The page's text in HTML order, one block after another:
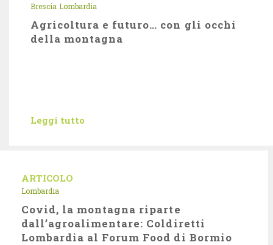
Brescia Lombardia
Agricoltura e futuro… con gli occhi
della montagna
Leggi tutto
ARTICOLO
Lombardia
Covid, la montagna riparte
dall’agroalimentare: Coldiretti
Lombardia al Forum Food di Bormio